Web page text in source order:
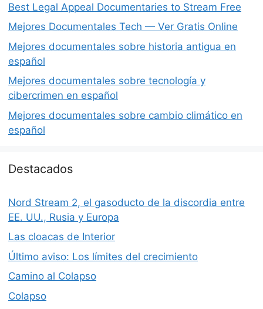
Best Legal Appeal Documentaries to Stream Free
Mejores Documentales Tech — Ver Gratis Online
Mejores documentales sobre historia antigua en
español
Mejores documentales sobre tecnología y
cibercrimen en español
Mejores documentales sobre cambio climático en
español
Destacados
Nord Stream 2, el gasoducto de la discordia entre
EE. UU., Rusia y Europa
Las cloacas de Interior
Último aviso: Los límites del crecimiento
Camino al Colapso
Colapso